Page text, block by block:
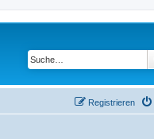
Registrieren